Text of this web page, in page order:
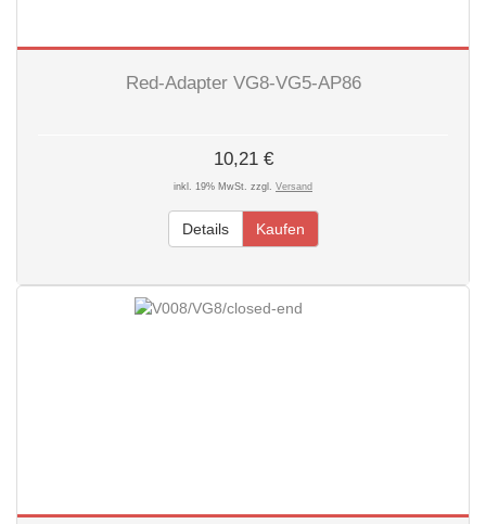
Red-Adapter VG8-VG5-AP86
10,21 €
inkl. 19% MwSt. zzgl. Versand
Details Kaufen